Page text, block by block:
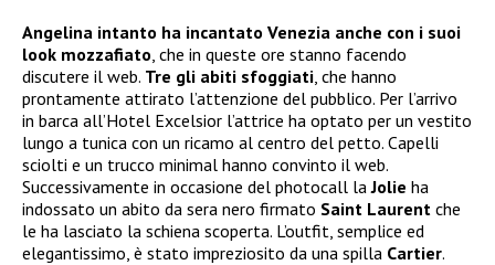
Angelina intanto ha incantato Venezia anche con i suoi
look mozzafiato , che in queste ore stanno facendo
discutere il web. Tre gli abiti sfoggiati , che hanno
prontamente attirato l’attenzione del pubblico. Per l’arrivo
in barca all’Hotel Excelsior l’attrice ha optato per un vestito
lungo a tunica con un ricamo al centro del petto. Capelli
sciolti e un trucco minimal hanno convinto il web.
Successivamente in occasione del photocall laJolie ha
indossato un abito da sera nero firmato Saint Laurent che
le ha lasciato la schiena scoperta. L’outfit, semplice ed
elegantissimo, è stato impreziosito da una spilla Cartier.